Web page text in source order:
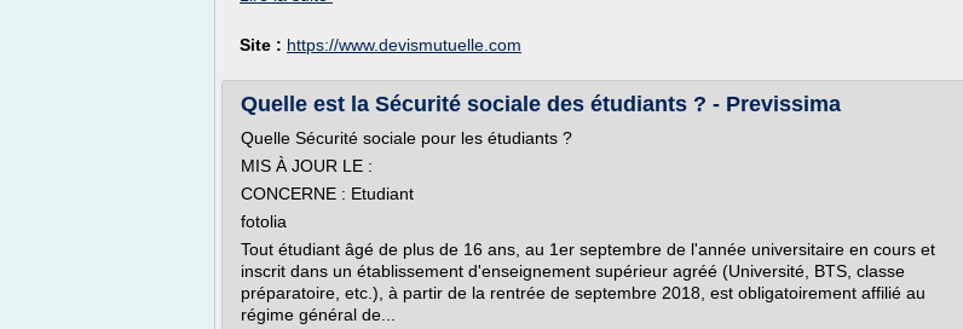
Site : https://www.devismutuelle.com
Quelle est la Sécurité sociale des étudiants ? - Previssima
Quelle Sécurité sociale pour les étudiants ?
MIS À JOUR LE :
CONCERNE : Etudiant
fotolia
Tout étudiant âgé de plus de 16 ans, au 1er septembre de l'année universitaire en cours et
inscrit dans un établissement d'enseignement supérieur agréé (Université, BTS, classe
préparatoire, etc.), à partir de la rentrée de septembre 2018, est obligatoirement affilié au
régime général de...